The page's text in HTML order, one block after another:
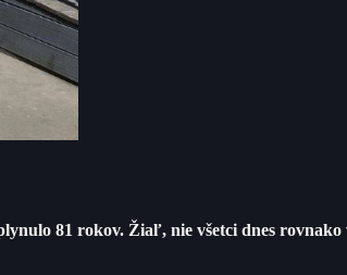
81 rokov. Žiaľ, nie všetci dnes